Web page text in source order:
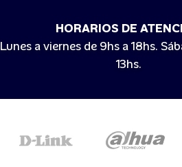
HORARIOS DE
Lunes a viernes de 9hs a 18hs.
13hs.